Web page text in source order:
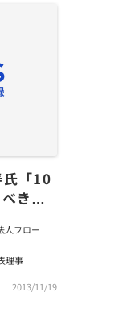
「10
きこ
フローレ
理事
2013/11/19